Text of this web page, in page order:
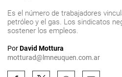
Es el número de trabajadores
petróleo y el gas. Los sindicatos
sostener los empleos.
PorDavid Mottura
motturad@lmneuquen.com.ar